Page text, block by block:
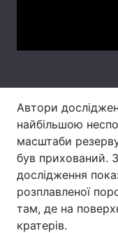
Автори
найбільшою
масштаби
був прихований.
дослідження
розплавленої
там, де на
кратерів.